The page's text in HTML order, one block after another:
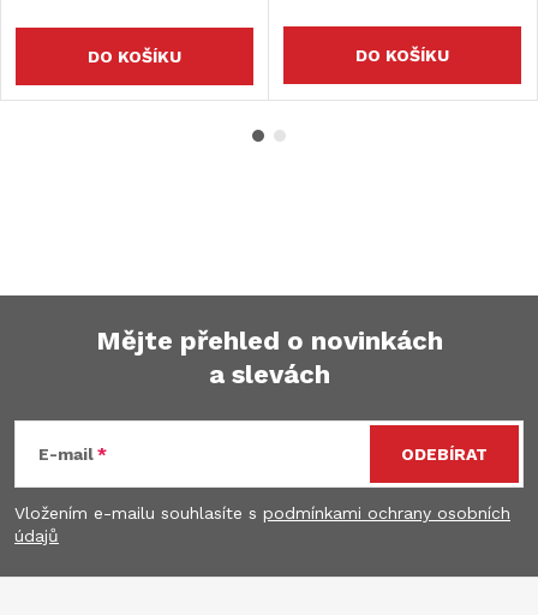
DO KOŠÍKU DO KOŠÍKU
p
a
Mějte přehled o novinkách
a slevách
E-mail
Vložením e-mailu souhlasíte s podmínkami ochrany osobních
údajů
ODEBÍRAT